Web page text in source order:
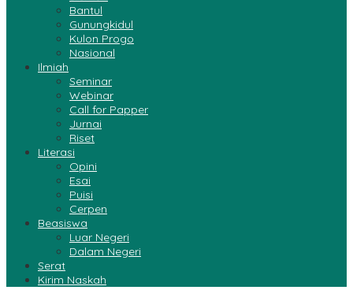
Bantul
Gunungkidul
Kulon Progo
Nasional
Ilmiah
Seminar
Webinar
Call for Papper
Jurnai
Riset
Literasi
Opini
Esai
Puisi
Cerpen
Beasiswa
Luar Negeri
Dalam Negeri
Serat
Kirim Naskah